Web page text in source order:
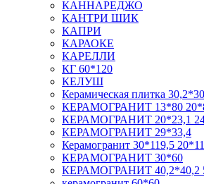
КАННАРЕДЖО
КАНТРИ ШИК
КАПРИ
КАРАОКЕ
КАРЕЛЛИ
КГ 60*120
КЕЛУШ
Керамическая плитка
КЕРАМОГРАНИТ 13*80
КЕРАМОГРАНИТ 20*23,1
КЕРАМОГРАНИТ 29*33,4
Керамогранит 30*119,5
КЕРАМОГРАНИТ 30*60
КЕРАМОГРАНИТ 40,2*40,2